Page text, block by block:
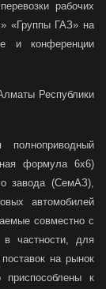
рабочих
«Группы ГАЗ» на
и конференции
Республики
полноприводный
формула 6х6)
завода (СемАЗ),
автомобилей
совместно с
частности, для
на рынок
приспособлены к